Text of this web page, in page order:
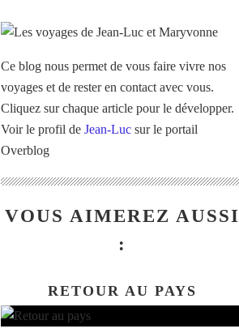
Ce blog nous permet de vous faire vivre nos
voyages et de rester en contact avec vous.
Cliquez sur chaque article pour le développer.
Voir le profil de Jean-Luc sur le portail
Overblog
VOUS AIMEREZ AUSSI
:
RETOUR AU PAYS